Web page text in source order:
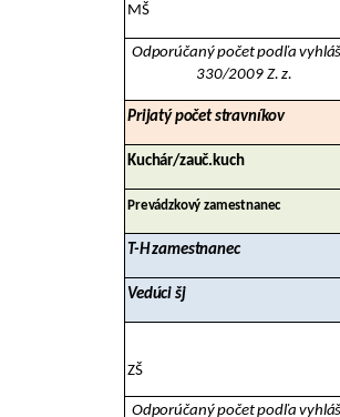
MŠ
Odporúčaný počet podľa
330/2009 Z. z.
Prijatý počet stravníkov
Kuchár/zauč.kuch
Prevádzkový zamestnanec
T-H zamestnanec
Vedúci šj
ZŠ
Odporúčaný počet podľa